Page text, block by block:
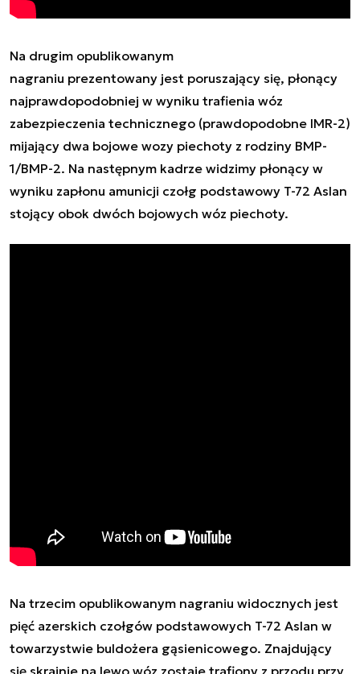
Na drugim opublikowanym
nagraniu prezentowany jest poruszający się, płonący
najprawdopodobniej w wyniku trafienia wóz
zabezpieczenia technicznego (prawdopodobne IMR-2)
mijający dwa bojowe wozy piechoty z rodziny BMP-
1/BMP-2. Na następnym kadrze widzimy płonący w
wyniku zapłonu amunicji czołg podstawowy T-72 Aslan
stojący obok dwóch bojowych wóz piechoty.
Na trzecim opublikowanym nagraniu widocznych jest
pięć azerskich czołgów podstawowych T-72 Aslan w
towarzystwie buldożera gąsienicowego. Znajdujący
się skrajnie na lewo wóz zostaje trafiony z przodu przy